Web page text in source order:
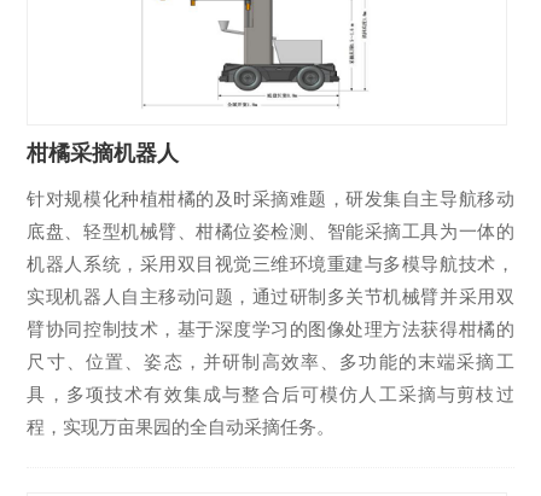
柑橘采摘机器人
针对规模化种植柑橘的及时采摘难题，研发集自主导航移动
底盘、轻型机械臂、柑橘位姿检测、智能采摘工具为一体的
机器人系统，采用双目视觉三维环境重建与多模导航技术，
实现机器人自主移动问题，通过研制多关节机械臂并采用双
臂协同控制技术，基于深度学习的图像处理方法获得柑橘的
尺寸、位置、姿态，并研制高效率、多功能的末端采摘工
具，多项技术有效集成与整合后可模仿人工采摘与剪枝过
程，实现万亩果园的全自动采摘任务。